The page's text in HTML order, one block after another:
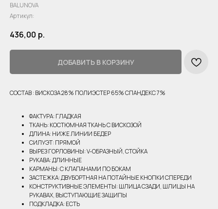
BALUNOVA
Артикул:
436,00 р.
ДОБАВИТЬ В КОРЗИНУ
СОСТАВ : ВИСКОЗА 28% ПОЛИЭСТЕР 65% СПАНДЕКС 7%
ФАКТУРА: ГЛАДКАЯ
ТКАНЬ: КОСТЮМНАЯ ТКАНЬ С ВИСКОЗОЙ
ДЛИНА: НИЖЕ ЛИНИИ БЕДЕР
СИЛУЭТ: ПРЯМОЙ
ВЫРЕЗ ГОРЛОВИНЫ: V-ОБРАЗНЫЙ, СТОЙКА
РУКАВА: ДЛИННЫЕ
КАРМАНЫ: С КЛАПАНАМИ ПО БОКАМ
ЗАСТЕЖКА: ДВУБОРТНАЯ НА ПОТАЙНЫЕ КНОПКИ СПЕРЕДИ
КОНСТРУКТИВНЫЕ ЭЛЕМЕНТЫ: ШЛИЦА СЗАДИ, ШЛИЦЫ НА
РУКАВАХ, ВЫСТУПАЮЩИЕ ЗАЩИПЫ
ПОДКЛАДКА: ЕСТЬ